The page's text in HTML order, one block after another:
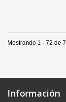
Mostrando 1 - 72 de
Información